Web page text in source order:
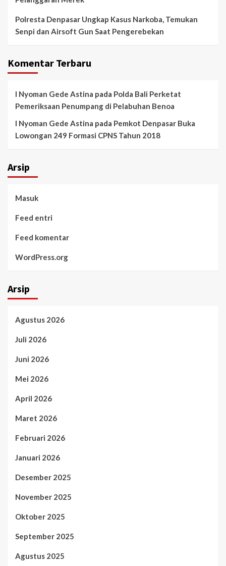
Polresta Denpasar Ungkap Kasus Narkoba, Temukan
Senpi dan Airsoft Gun Saat Pengerebekan
Komentar Terbaru
I Nyoman Gede Astina pada Polda Bali Perketat
Pemeriksaan Penumpang di Pelabuhan Benoa
I Nyoman Gede Astina pada Pemkot Denpasar Buka
Lowongan 249 Formasi CPNS Tahun 2018
Arsip
Masuk
Feed entri
Feed komentar
WordPress.org
Arsip
Agustus 2026
Juli 2026
Juni 2026
Mei 2026
April 2026
Maret 2026
Februari 2026
Januari 2026
Desember 2025
November 2025
Oktober 2025
September 2025
Agustus 2025